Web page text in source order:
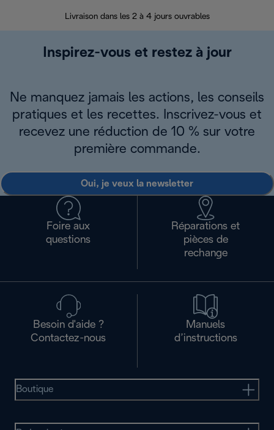
Livraison dans les 2 à 4 jours ouvrables
Inspirez-vous et restez à jour
Ne manquez jamais les actions, les conseils
pratiques et les recettes. Inscrivez-vous et
recevez une réduction de 10 % sur votre
première commande.
Oui, je veux la newsletter
Foire aux
questions
Réparations et
pièces de
rechange
Besoin d'aide ?
Contactez-nous
Manuels
d’instructions
Boutique